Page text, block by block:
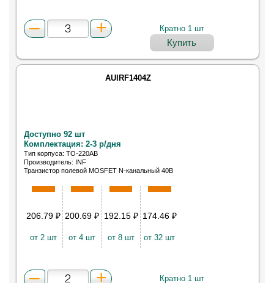
Кратно 1 шт
Купить
AUIRF1404Z
Доступно 92 шт
Комплектация: 2-3 р/дня
Тип корпуса: TO-220AB
Производитель: INF
Транзистор полевой MOSFET N-канальный 40В
206.79 ₽
от 2 шт
200.69₽
от 4 шт
192.15 ₽
от 8 шт
174.46 ₽
от 32 шт
Кратно 1 шт